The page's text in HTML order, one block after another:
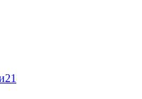
21